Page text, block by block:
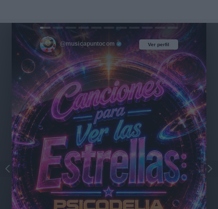
Ver perfil
@musicapuntocom Ver perfil